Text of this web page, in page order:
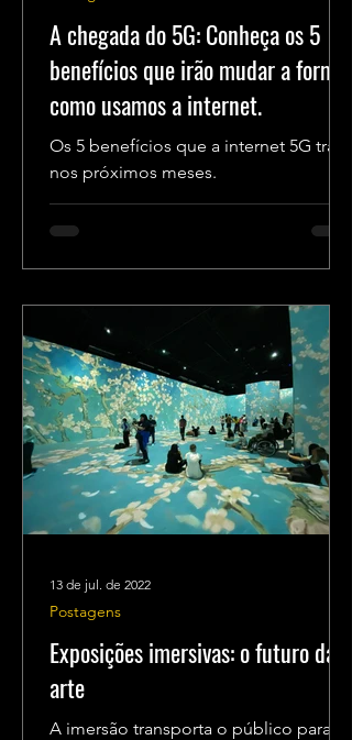
A chegada do 5G: Conheça os 5
benefícios que irão mudar a forma
como usamos a internet.
Os 5 benefícios que a internet 5G trará
nos próximos meses.
Exposições imersivas: o futuro da
arte
A imersão transporta o público para
Postagens
13 de jul. de 2022